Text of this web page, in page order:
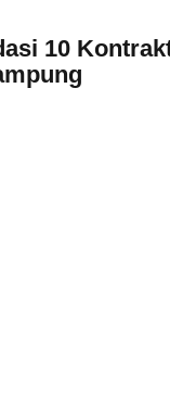
10